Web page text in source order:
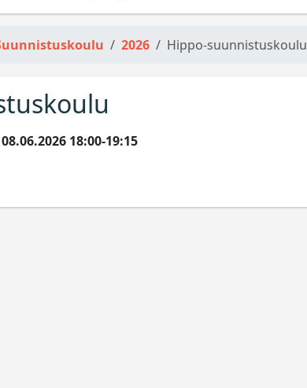
2026 Hippo-suunnistuskoulu
18:00­-19:15